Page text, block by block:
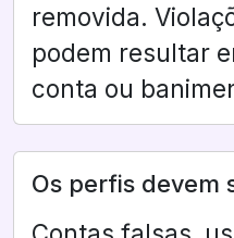
removida.
podem resultar
conta ou
Os perfis devem